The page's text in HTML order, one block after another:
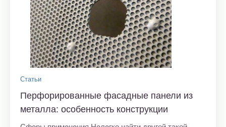
Статьи
Перфорированные фасадные панели из
металла: особенность конструкции